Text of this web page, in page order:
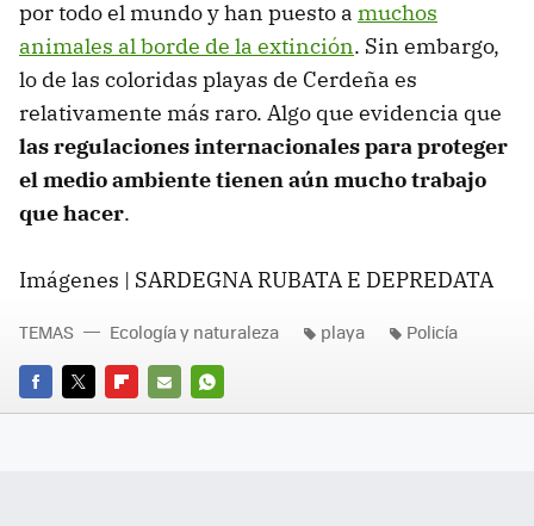
por todo el mundo y han puesto a muchos
animales al borde de la extinción. Sin embargo,
lo de las coloridas playas de Cerdeña es
relativamente más raro. Algo que evidencia que
las regulaciones internacionales para proteger
el medio ambiente tienen aún mucho trabajo
que hacer.
Imágenes | SARDEGNA RUBATA E DEPREDATA
FACEBOOK
TWITTERFLIPBOARD
E-
WHATSAPP
TEMAS Ecología y naturaleza playa Policía